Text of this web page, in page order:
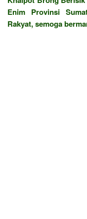
Enim Provinsi
Rakyat, semoga